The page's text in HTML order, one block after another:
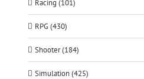
Racing (101)
RPG (430)
Shooter (184)
Simulation (425)